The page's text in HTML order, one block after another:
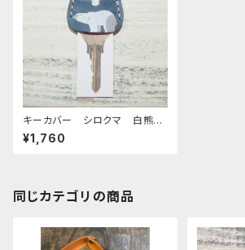
キーカバー シロクマ 白熊
白くま しろくま ネイビー
¥1,760
同じカテゴリの商品